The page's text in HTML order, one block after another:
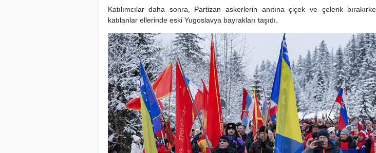
Katılımcılar daha sonra, Partizan askerlerin anıtına çiçek ve çelenk
katılanlar ellerinde eski Yugoslavya bayrakları taşıdı.